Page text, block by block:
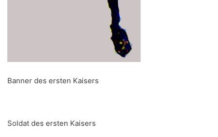
Banner des ersten Kaisers
Soldat des ersten Kaisers